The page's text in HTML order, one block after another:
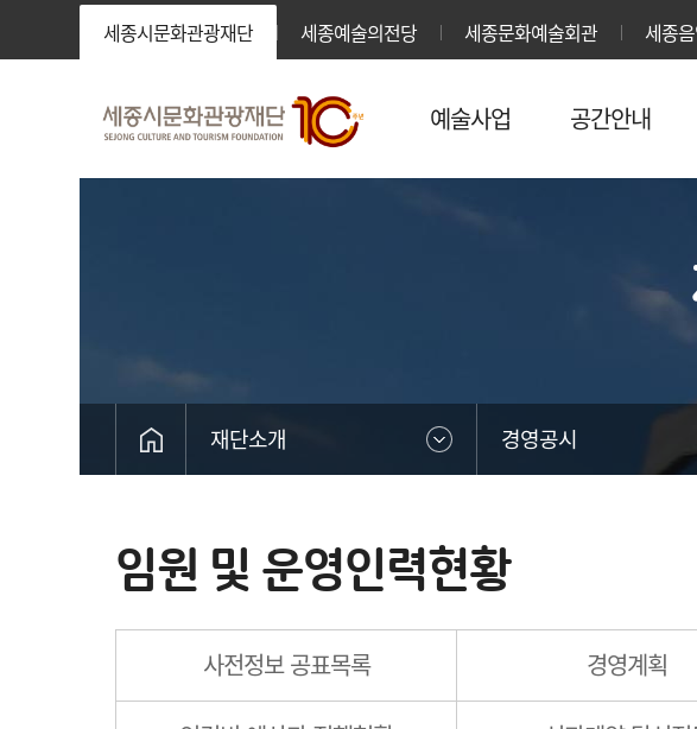
세종시문화관광재단 세종예술의전당 세종문화예술회관 세종
예술사업 공간안내
재단소개 경영공시
임원 및 운영인력현황
사전정보 공표목록 경영계획